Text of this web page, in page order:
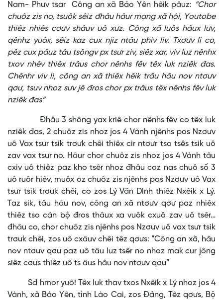
Nam- Phưv tsar Công an xã Bảo Yên hêik pâuz: “Chor
chuôz zis no, tsuôk sêiz đhâu hâur mạng xã hội, Youtobe
thiêz nhiês cơưv shâuv uô xưz. Công xã luôs hâux lưv,
qênhz yuôx, sêiz kaz cux njiz ntâu phiv liv. Txơưv li co,
pêz cux pâuz tâu tsôngv px tsưr ziv, siêz xar, viv luz nênhx
txov nhêv thiêx trâus chor nênhs fêv têx luk nziêk đas.
Chênhr viv li, công an xã thiêx hêik trâu hâu nov ntơưv
qơư, tsuv nhoz sưv jê đros chor px trâus têx nênhs fêv luk
nziêk đas”
Đhâu 3 shông yax kriê chor nênhs fêv co têx luk
nziêk đas, 2 chuôz zis nhoz jos 4 Vành njênhs pos Nzơưv
uô Vax tsưr tsik trơưk chêi thiêx cir ntơưr tso tsês tsik uô
zav vax tsưr no. Hâur chor chuôz zis nhoz jos 4 Vành tâu
cxiv uô thiêz paz kho tsêr nhoz đhâu coz nas chuô số 3
uô ruôr hiêv, muôx oz chuôz zis njênhs pos Nzơưv uô Vax
tsưr tsik trơưk chêi, co zos Lý Văn Dình thiêz Nxêik x Lý.
Taz sik, tâu hâu nov, công an xã ntơưv qơư paz nhiêx
thiêz tso cán bộ đros thâux xa vuôk cxuô zav uô tsêr…
đhâu co, chor chuôz zis njênhs pos Nzơưv uô vax tsưr tsik
trơưk chêi, zos uô cxâuv chêi têz qơưs: “Công an xã, hâu
nov ntơưv qơư paz uô tâu luz tsêr no nhoz mak cur jông
siêz cơưs thiêz uô ts âus hâu nov ntơưv qơư”
Sđ hmor yuô! Têx luk thav txos Nxêik x Lý nhoz jos 4
Vành, xã Bảo Yên, tỉnh Lào Cai, zos Đảng, Têz qơưs, Bộ